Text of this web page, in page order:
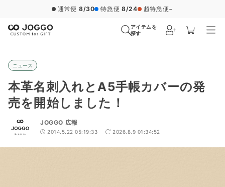
通常便 8/30 特急便 8/24 超特急便−
アイテムを
探す
ニュース
本革名刺入れとA5手帳カバーの発
売を開始しました！
JOGGO 広報
2014.5.22 05:19:33 2026.8.9 01:34:52